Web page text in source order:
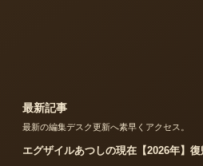
最新記事
最新の編集デスク更新へ素早くアクセス。
エグザイルあつしの現在【2026年】